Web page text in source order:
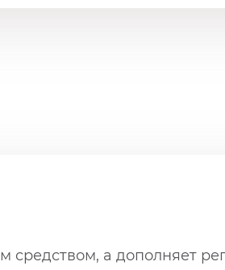
а дополняет